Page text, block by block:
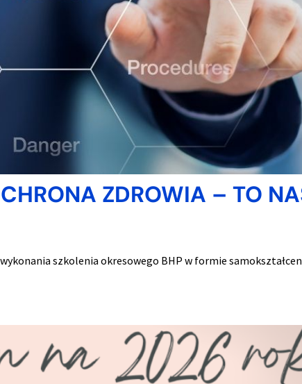
ZDROWIA – TO
szkolenia okresowego BHP w formie